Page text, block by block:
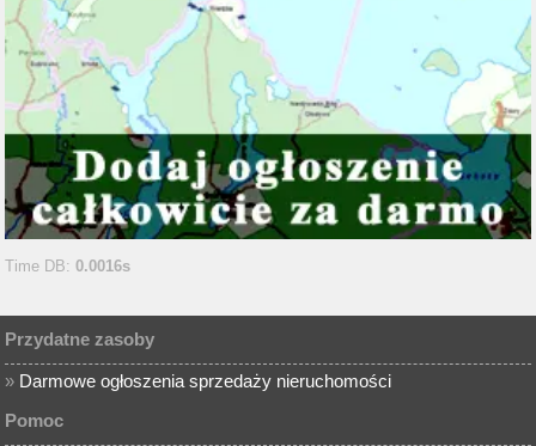
Time DB:0.0016s
Przydatne zasoby
» Darmowe ogłoszenia sprzedaży nieruchomości
Pomoc